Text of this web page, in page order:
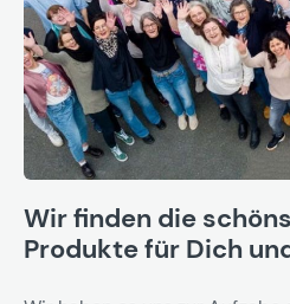
Wir finden die
Produkte für Dich